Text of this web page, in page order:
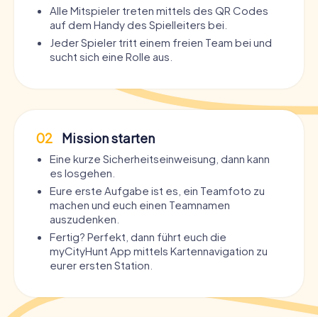
Alle Mitspieler treten mittels des QR Codes
auf dem Handy des Spielleiters bei.
Jeder Spieler tritt einem freien Team bei und
sucht sich eine Rolle aus.
02 Mission starten
Eine kurze Sicherheitseinweisung, dann kann
es losgehen.
Eure erste Aufgabe ist es, ein Teamfoto zu
machen und euch einen Teamnamen
auszudenken.
Fertig? Perfekt, dann führt euch die
myCityHunt App mittels Kartennavigation zu
eurer ersten Station.